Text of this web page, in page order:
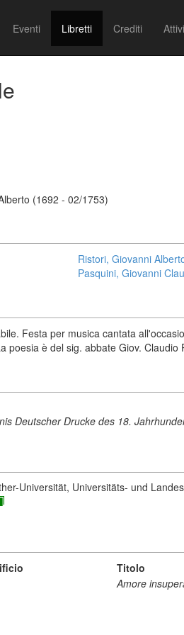
Eventi Libretti Crediti
(1692 - 02/1753)
Ristori, Giovanni
Pasquini, Giovanni
Festa per musica cantata
poesia è del sig. abbate Giov.
Deutscher Drucke des 18.
Universität, Universitäts- und
Titolo
Amore